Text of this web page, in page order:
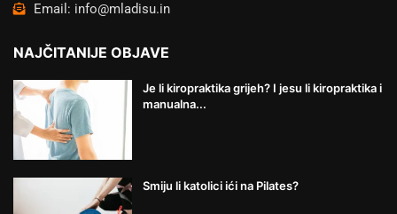
Email: info@mladisu.in
NAJČITANIJE OBJAVE
Je li kiropraktika grijeh? I jesu li kiropraktika i
manualna...
Smiju li katolici ići na Pilates?